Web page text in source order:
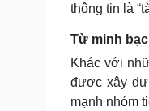
thông tin là
Từ minh
Khác với
được xây
mạnh nhóm